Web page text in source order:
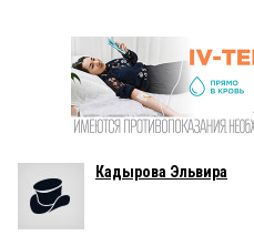
Кадырова Эльвира